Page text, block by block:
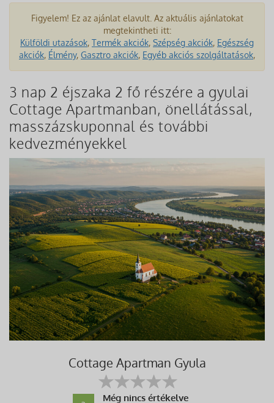
Figyelem! Ez az ajánlat elavult. Az aktuális ajánlatokat
megtekintheti itt:
Külföldi utazások, Termék akciók, Szépség akciók, Egészség
akciók, Élmény, Gasztro akciók, Egyéb akciós szolgáltatások,
3 nap 2 éjszaka 2 fő részére a gyulai
Cottage Apartmanban, önellátással,
masszázskuponnal és további
kedvezményekkel
Cottage Apartman Gyula
Még nincs értékelve